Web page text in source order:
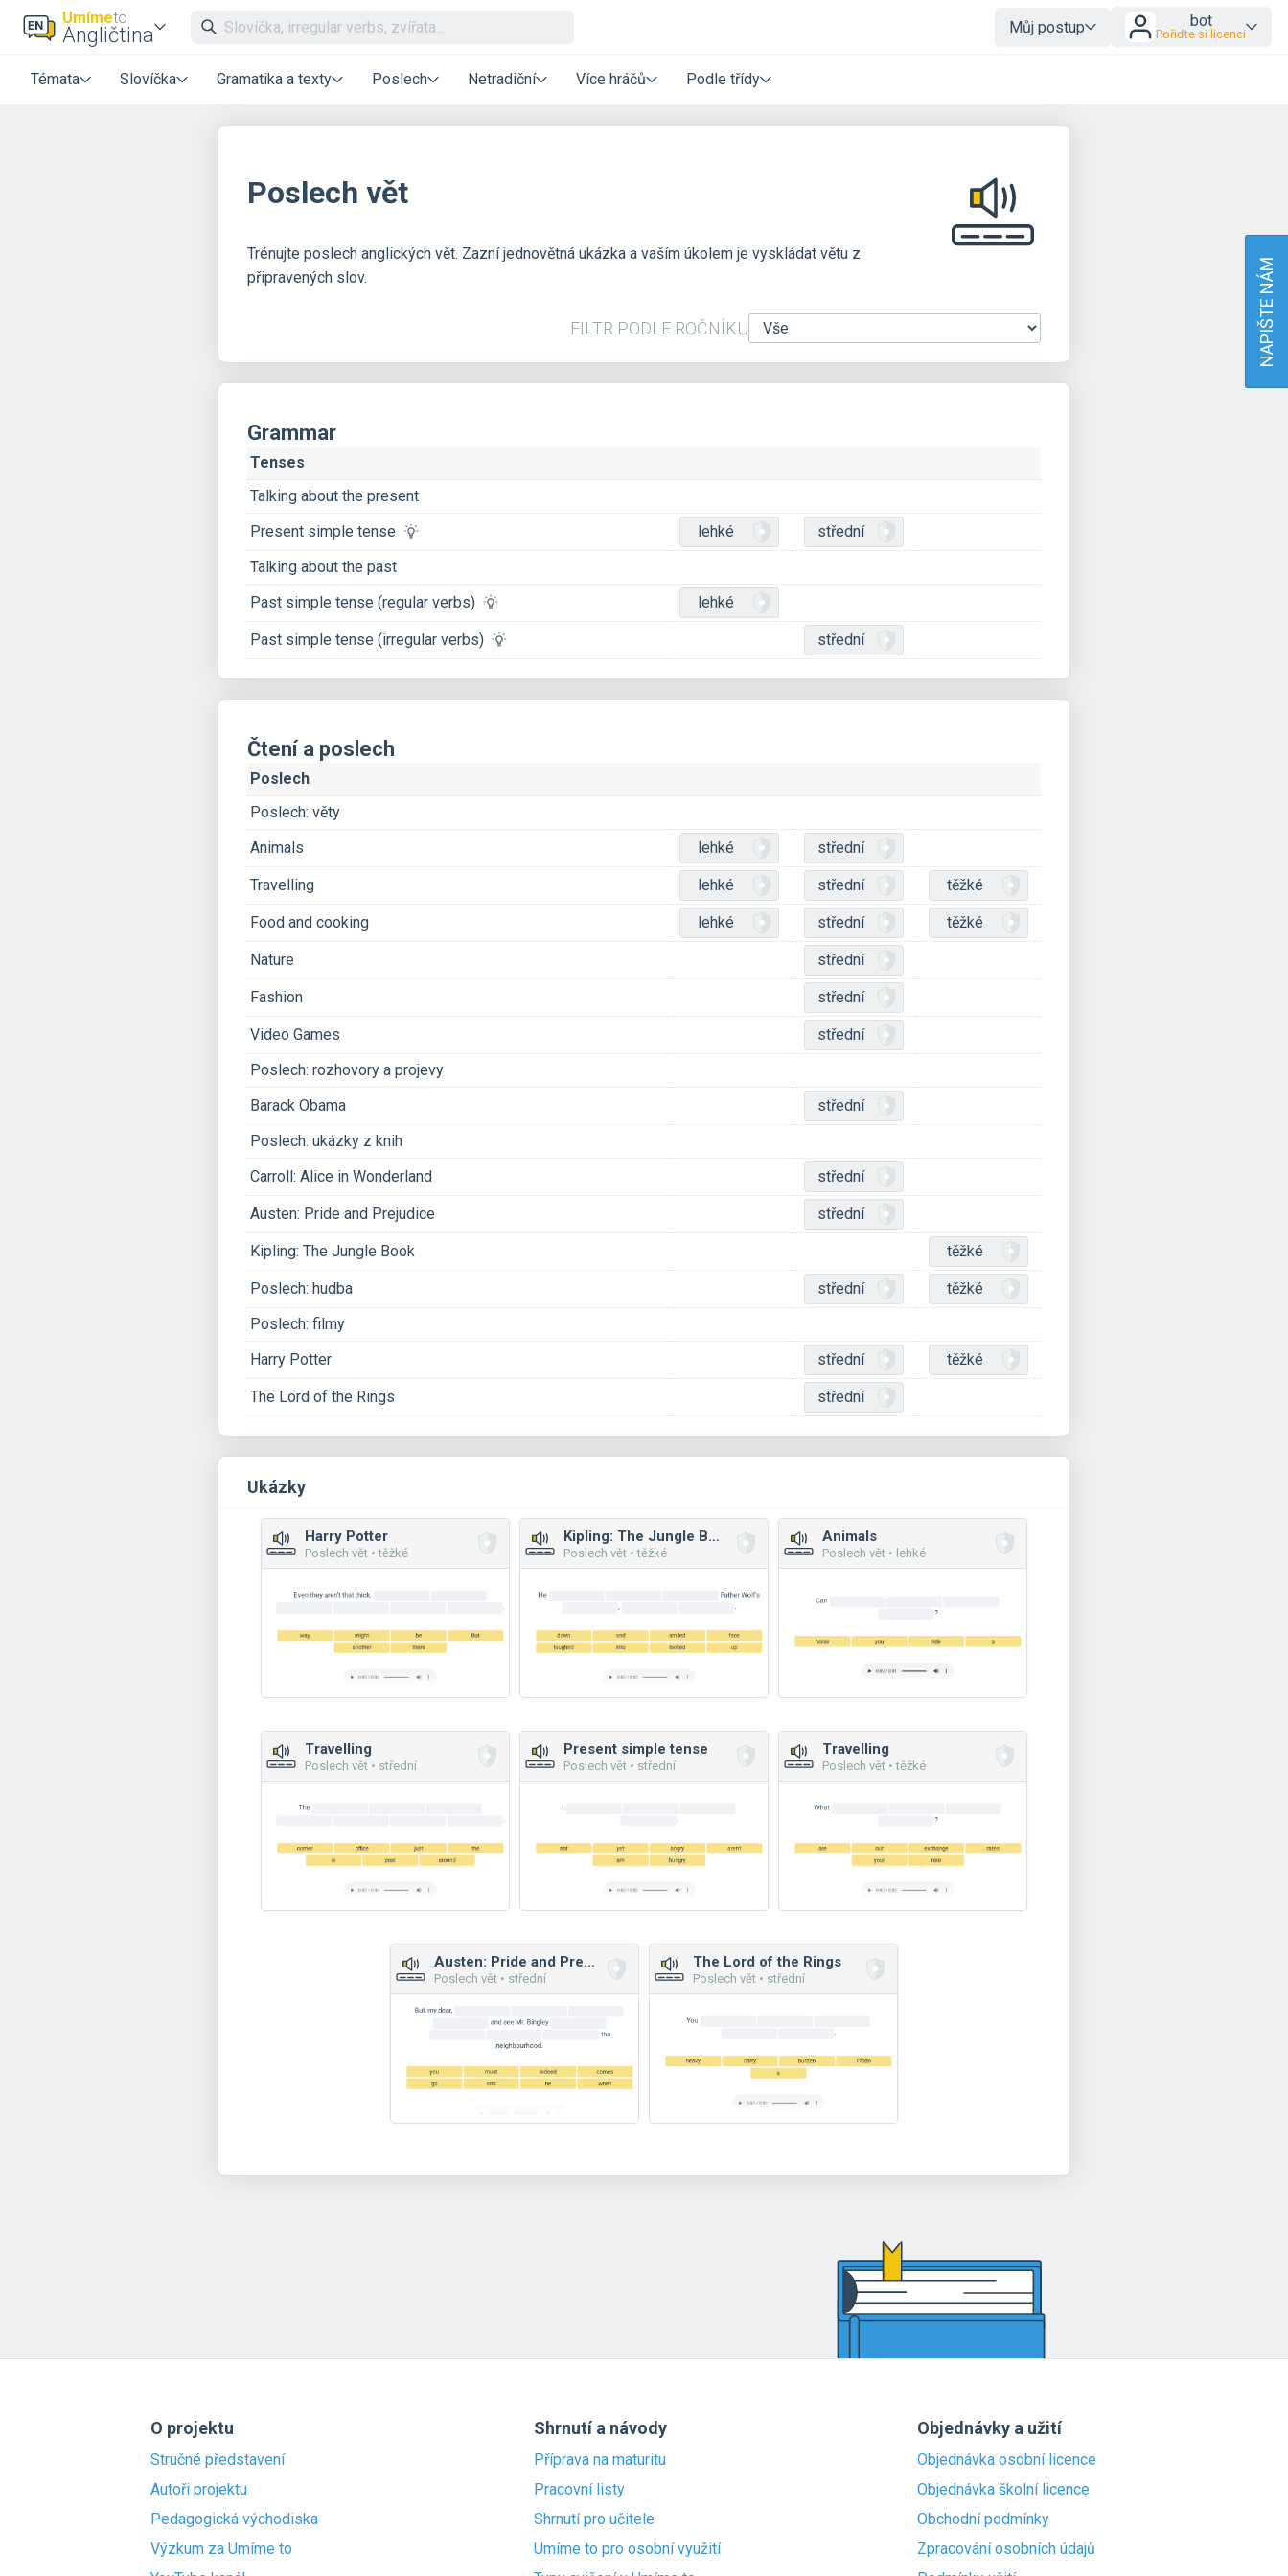
Umímeto
Angličtina Můj postup bot
Pořiďte si licenci
Témata Slovíčka Gramatika a texty Poslech Netradiční Více hráčů Podle třídy
Poslech vět
Trénujte poslech anglických vět. Zazní jednovětná ukázka a vaším úkolem je vyskládat větu z
připravených slov.
FILTR PODLE ROČNÍKU
Grammar
Tenses
Talking about the present
Present simple tense
lehké
střední
Talking about the past
Past simple tense (regular verbs)
lehké
Past simple tense (irregular verbs) střední
Čtení a poslech
Poslech
Poslech: věty
Animals
lehké střední
Travelling lehké střední těžké
Food and cooking lehké střední těžké
Nature střední
Fashion střední
Video Games
střední
Poslech: rozhovory a projevy
Barack Obama
střední
Poslech: ukázky z knih
Carroll: Alice in Wonderland
střední
Austen: Pride and Prejudice střední
Kipling: The Jungle Book těžké
Poslech: hudba střední
těžké
Poslech: filmy
Harry Potter
střední těžké
The Lord of the Rings střední
Ukázky
Harry Potter
Poslech vět • těžké
Kipling: The Jungle Book
Poslech vět • těžké
Animals
Poslech vět • lehké
Travelling
Poslech vět • střední
Present simple tense
Poslech vět • střední
Travelling
Poslech vět • těžké
Austen: Pride and Prejudice
Poslech vět • střední
The Lord of the Rings
Poslech vět • střední
O projektu
Stručné představení
Autoři projektu
Pedagogická východiska
Výzkum za Umíme to
Shrnutí a návody
Příprava na maturitu
Pracovní listy
Shrnutí pro učitele
Umíme to pro osobní využití
Objednávky a užití
Objednávka osobní licence
Objednávka školní licence
Obchodní podmínky
Zpracování osobních údajů
NAPIŠTE NÁM